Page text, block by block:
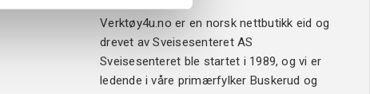
Verktøy4u.no er en norsk nettbutikk eid og
drevet av Sveisesenteret AS
Sveisesenteret ble startet i 1989, og vi er
ledende i våre primærfylker Buskerud og